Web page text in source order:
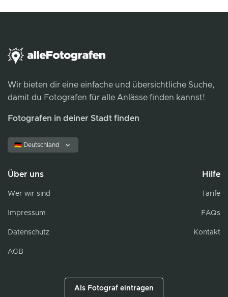
Wir bieten dir eine einfache und übersichtliche Suche,
damit du Fotografen für alle Anlässe finden kannst!
Fotografen in deiner Stadt finden
🇩🇪 Deutschland
Über uns
Wer wir sind
Impressum
Datenschutz
AGB
Hilfe
Tarife
FAQs
Kontakt
Als Fotograf eintragen